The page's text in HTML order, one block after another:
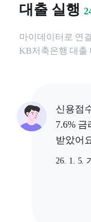
대출 실행
마이데이터로 연
KB저축은행 대출
신용점
7.6% 금
받았어
26. 1. 5.